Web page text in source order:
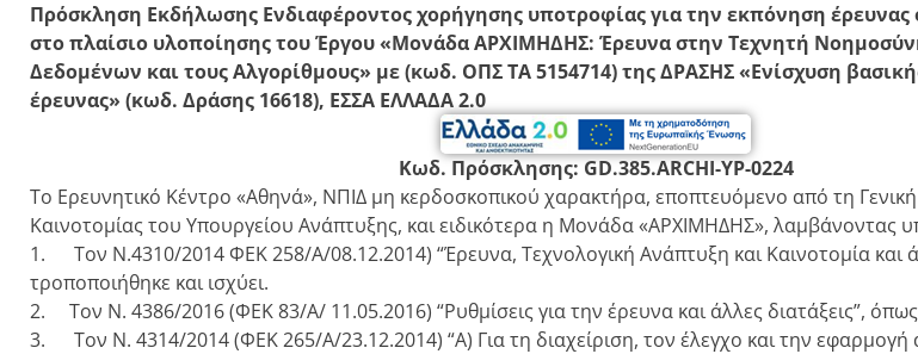
Πρόσκληση Εκδήλωσης Ενδιαφέροντος χορήγησης υποτροφίας για την εκπόνηση έρευνας
στο πλαίσιο υλοποίησης του Έργου «Μονάδα ΑΡΧΙΜΗΔΗΣ: Έρευνα στην Τεχνητή
Δεδομένων και τους Αλγορίθμους» με (κωδ. ΟΠΣ ΤΑ 5154714) της ΔΡΑΣΗΣ «Ενίσχυση
έρευνας» (κωδ. Δράσης 16618), ΕΣΣΑ ΕΛΛΑΔΑ 2.0
Κωδ. Πρόσκλησης: GD.385.ARCHI-YP-0224
Το Ερευνητικό Κέντρο «Αθηνά», ΝΠΙΔ μη κερδοσκοπικού χαρακτήρα, εποπτευόμενο από τη
Καινοτομίας του Υπουργείου Ανάπτυξης, και ειδικότερα η Μονάδα «ΑΡΧΙΜΗΔΗΣ», λαμβάνοντας
1. Τον Ν.4310/2014 ΦΕΚ 258/Α/08.12.2014) “Έρευνα, Τεχνολογική Ανάπτυξη και Καινοτομία και
τροποποιήθηκε και ισχύει.
2. Τον Ν. 4386/2016 (ΦΕΚ 83/Α/ 11.05.2016) “Ρυθμίσεις για την έρευνα και άλλες διατάξεις”,
3. Τον Ν. 4314/2014 (ΦΕΚ 265/Α/23.12.2014) “Α) Για τη διαχείριση, τον έλεγχο και την εφαρμογή